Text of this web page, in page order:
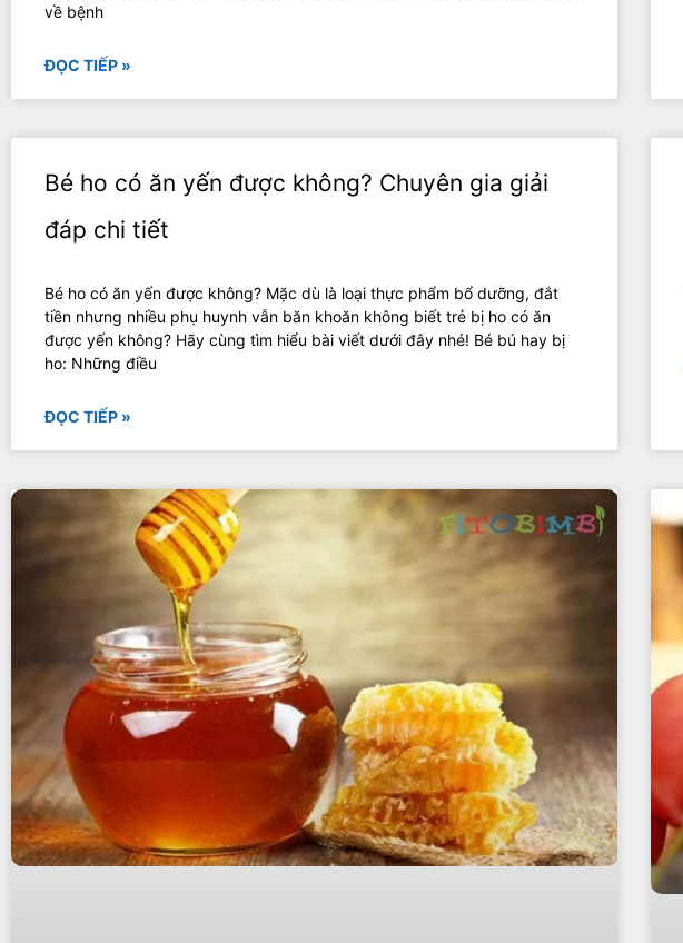
về bệnh
ĐỌC TIẾP »
Bé ho có ăn yến được không? Chuyên gia giải
đáp chi tiết
Bé ho có ăn yến được không? Mặc dù là loại thực phẩm bổ dưỡng, đắt
tiền nhưng nhiều phụ huynh vẫn băn khoăn không biết trẻ bị ho có ăn
được yến không? Hãy cùng tìm hiểu bài viết dưới đây nhé! Bé bú hay bị
ho: Những điều
ĐỌC TIẾP »